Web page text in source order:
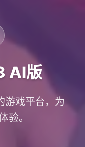
AI版
游戏平台，为
验。